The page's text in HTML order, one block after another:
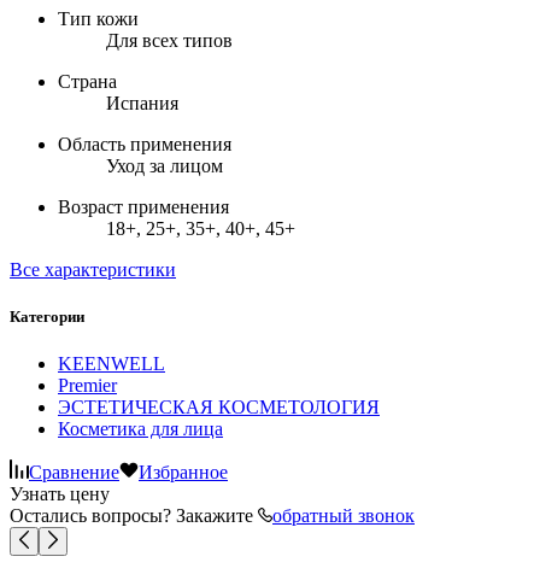
Тип кожи
Для всех типов
Страна
Испания
Область применения
Уход за лицом
Возраст применения
18+, 25+, 35+, 40+, 45+
Все характеристики
Категории
KEENWELL
Premier
ЭСТЕТИЧЕСКАЯ КОСМЕТОЛОГИЯ
Косметика для лица
Сравнение
Избранное
Узнать цену
Остались вопросы? Закажите
обратный звонок